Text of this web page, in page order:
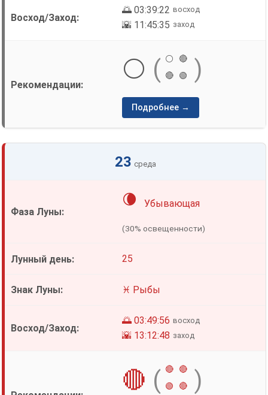
🌅 03:39:22 восход
🌇 11:45:35 заход
⚪ ( ⚪
🔴
🔴
🟢 )
Подробнее →
23 среда
🌘 Убывающая
(30% освещенности)
25
♓ Рыбы
🌅 03:49:56 восход
🌇 13:12:48 заход
🔴 ( 🔴
🔴
🟢
🔴 )